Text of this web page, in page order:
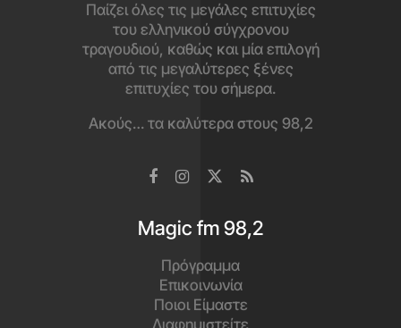
Παίζει όλες τις μεγάλες επιτυχίες
του ελληνικού σύγχρονου
τραγουδιού, καθώς και μία επιλογή
από τις μεγαλύτερες ξένες
επιτυχίες του σήμερα.
Ακούς… τα καλύτερα στους 98,2
Magic fm 98,2
Πρόγραμμα
Επικοινωνία
Ποιοι Είμαστε